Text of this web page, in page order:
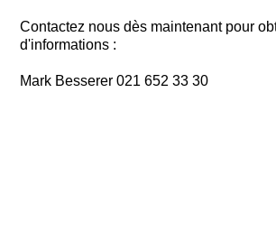
Contactez nous dès maintenant pour
d'informations :
Mark Besserer 021 652 33 30